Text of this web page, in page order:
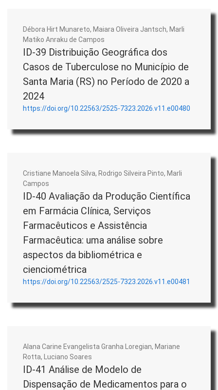
Débora Hirt Munareto, Maiara Oliveira Jantsch, Marli
Matiko Anraku de Campos
ID-39 Distribuição Geográfica dos
Casos de Tuberculose no Município de
Santa Maria (RS) no Período de 2020 a
2024
https://doi.org/10.22563/2525-7323.2026.v11.e00480
Cristiane Manoela Silva, Rodrigo Silveira Pinto, Marli
Campos
ID-40 Avaliação da Produção Científica
em Farmácia Clínica, Serviços
Farmacêuticos e Assistência
Farmacêutica: uma análise sobre
aspectos da bibliométrica e
cienciométrica
https://doi.org/10.22563/2525-7323.2026.v11.e00481
Alana Carine Evangelista Granha Loregian, Mariane
Rotta, Luciano Soares
ID-41 Análise de Modelo de
Dispensação de Medicamentos para o